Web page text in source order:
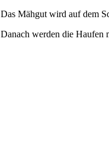
Das Mähgut wird auf dem
Danach werden die Haufen